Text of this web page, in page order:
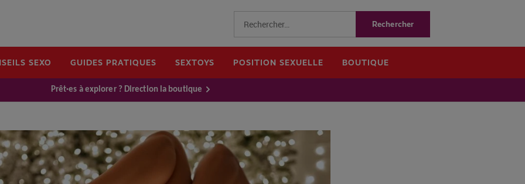
SEXO GUIDES PRATIQUES SEXTOYS POSITION SEXUELLE BOUTIQUE
Prêt·es à explorer ? Direction la boutique